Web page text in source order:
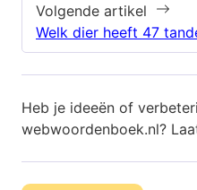
Volgende artikel
Welk dier heeft 47
Heb je ideeën of
webwoordenboek.nl?